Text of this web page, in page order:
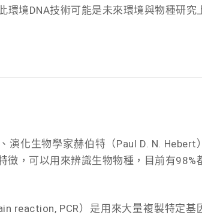
境DNA技術可能是未來環境與物種研究
化生物學家赫伯特（Paul D. N. Hebert）
徵，可以用來辨識生物物種，目前有98%
reaction, PCR）是用來大量複製特定基